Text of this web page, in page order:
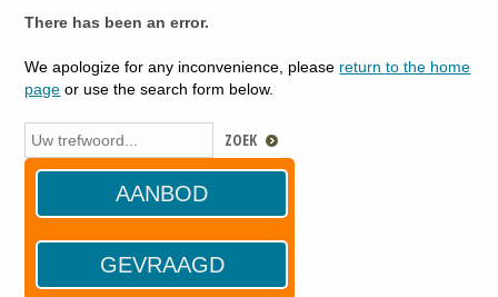
There has been an error.
We apologize for any inconvenience, please return to the home
page or use the search form below.
AANBOD
GEVRAAGD